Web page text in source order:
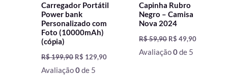
Carregador Portátil
Power bank
Personalizado com
Foto (10000mAh)
(cópia)
R$199,90 R$ 129,90
Avaliação0de 5
Capinha Rubro
Negro – Camisa
Nova 2024
R$59,90 R$ 49,90
Avaliação0de 5